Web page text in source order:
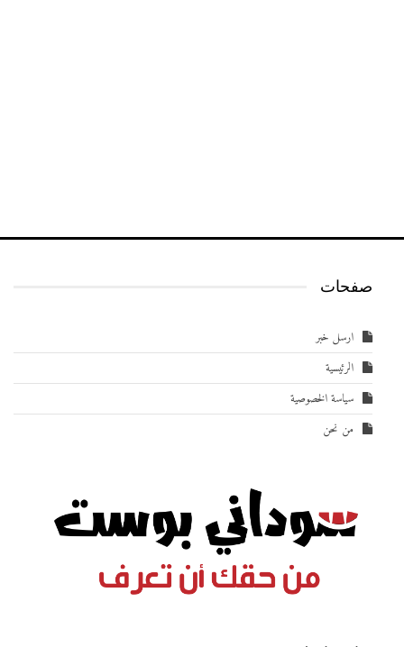
صفحات
ارسل خبر
الرئيسية
سياسة الخصوصية
من نحن